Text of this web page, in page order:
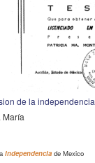
de la
María
independencia de Mexico